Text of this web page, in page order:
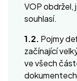
VOP obdržel,
souhlasí.
1.2. Pojmy
začínající
ve všech